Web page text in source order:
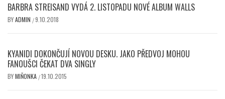
BARBRA STREISAND VYDÁ 2. LISTOPADU NOVÉ ALBUM WALLS
BYADMIN /9.10.2018
KYANIDI DOKONČUJÍ NOVOU DESKU. JAKO PŘEDVOJ MOHOU
FANOUŠCI ČEKAT DVA SINGLY
BYMIŇONKA /19.10.2015